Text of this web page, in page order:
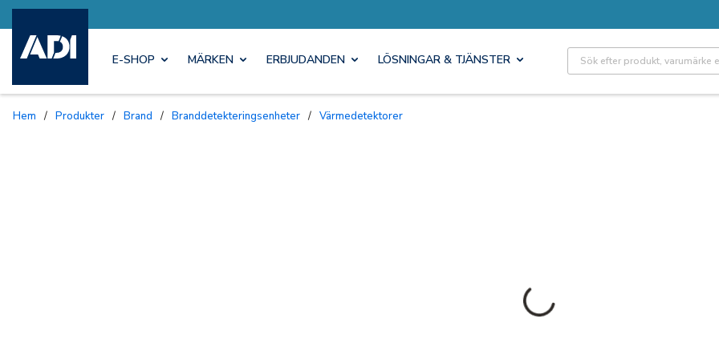
E-SHOP MÄRKEN ERBJUDANDEN LÖSNINGAR & TJÄNSTER Site Search
Hem / Produkter / Brand / Branddetekteringsenheter / Värmedetektorer